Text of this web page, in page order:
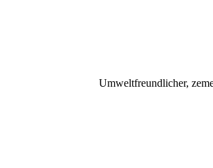
Umweltfreundlicher,